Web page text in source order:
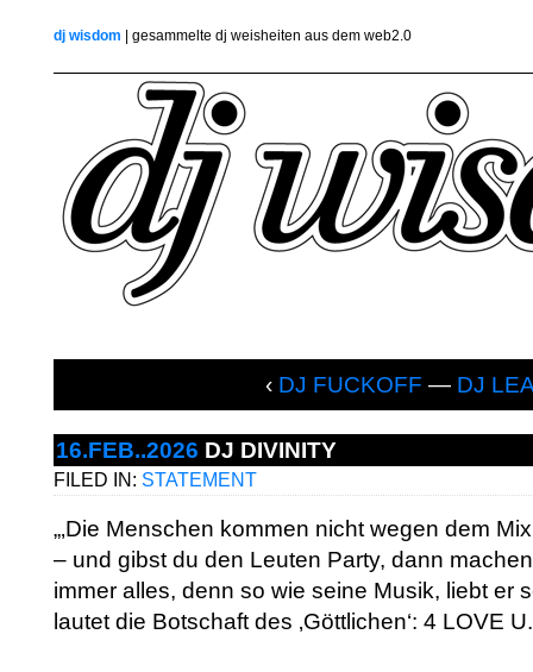
dj wisdom | gesammelte dj weisheiten aus dem web2.0
‹ DJ FUCKOFF — DJ
16.FEB..2026 DJ DIVINITY
FILED IN: STATEMENT
„‚Die Menschen kommen nicht wegen dem
– und gibst du den Leuten Party, dann
immer alles, denn so wie seine Musik, liebt er
lautet die Botschaft des ‚Göttlichen‘: 4 LOVE